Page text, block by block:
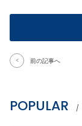
前の記事へ
POPULAR